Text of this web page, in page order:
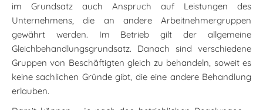
im Grundsatz auch Anspruch auf Leistungen des
Unternehmens, die an andere Arbeitnehmergruppen
gewährt werden. Im Betrieb gilt der allgemeine
Gleichbehandlungsgrundsatz. Danach sind verschiedene
Gruppen von Beschäftigten gleich zu behandeln, soweit es
keine sachlichen Gründe gibt, die eine andere Behandlung
erlauben.